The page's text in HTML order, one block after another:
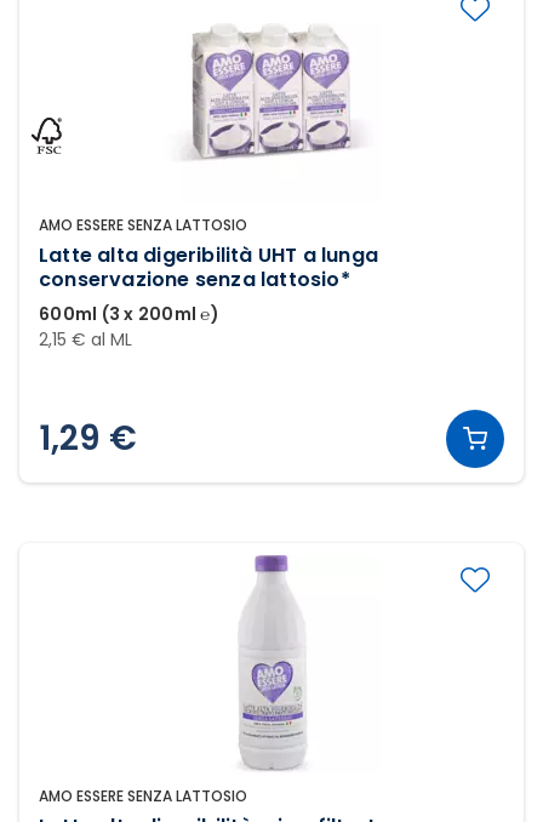
AMO ESSERE SENZA LATTOSIO
Latte alta digeribilità UHT a lunga
conservazione senza lattosio*
600ml (3 x 200ml ℮)
2,15 € al ML
1,29 €
AMO ESSERE SENZA LATTOSIO